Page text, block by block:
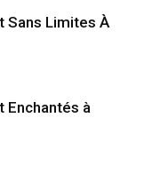
Sans Limites À
Enchantés à